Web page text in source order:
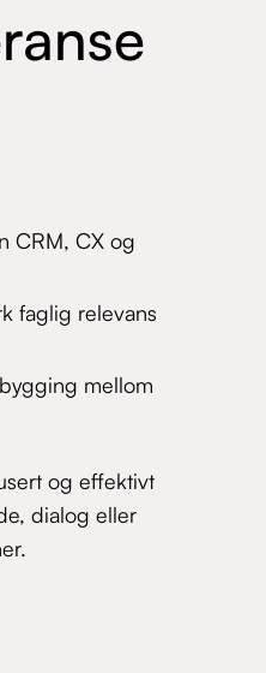
CRM, CX og
faglig relevans
mellom
og effektivt
dialog eller